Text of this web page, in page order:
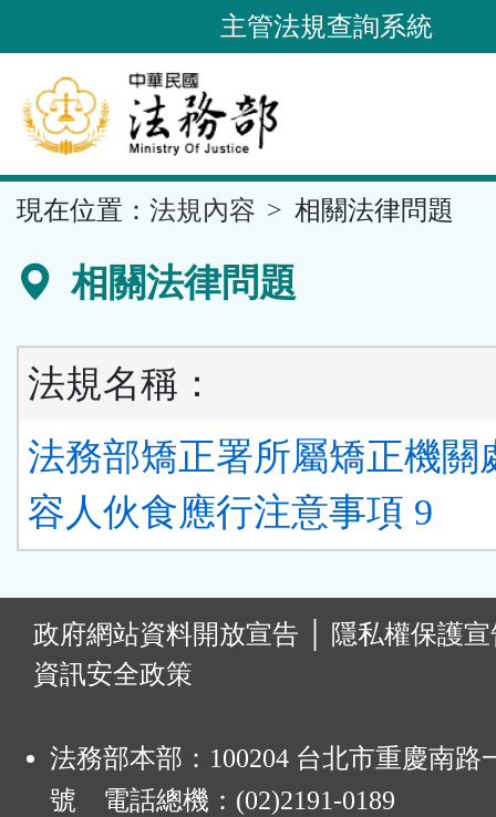
到
要
內
容
區
主管法規查詢系統
現在位置： 法規內容 相關法律問題
相關法律問題
法規名稱：
法務部矯正署所屬矯正機關
容人伙食應行注意事項 9
政府網站資料開放宣告
隱私權保護
資訊安全政策
法務部本部：100204 台北市重慶南路
號 電話總機：(02)2191-0189